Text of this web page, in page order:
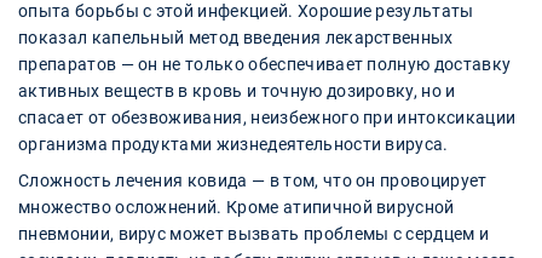
опыта борьбы с этой инфекцией. Хорошие результаты
показал капельный метод введения лекарственных
препаратов — он не только обеспечивает полную доставку
активных веществ в кровь и точную дозировку, но и
спасает от обезвоживания, неизбежного при интоксикации
организма продуктами жизнедеятельности вируса.
Сложность лечения ковида — в том, что он провоцирует
множество осложнений. Кроме атипичной вирусной
пневмонии, вирус может вызвать проблемы с сердцем и